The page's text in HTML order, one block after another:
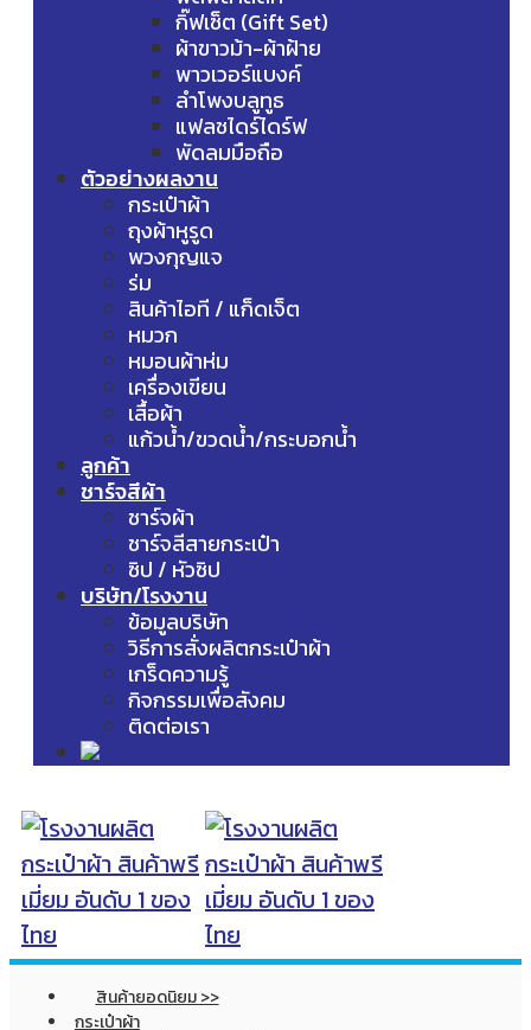
กิ๊ฟเซ็ต (Gift Set)
ผ้าขาวม้า-ผ้าฝ้าย
พาวเวอร์แบงค์
ลำโพงบลูทูธ
แฟลชไดร์ไดร์ฟ
พัดลมมือถือ
ตัวอย่างผลงาน
กระเป๋าผ้า
ถุงผ้าหูรูด
พวงกุญแจ
ร่ม
สินค้าไอที / แก็ดเจ็ต
หมวก
หมอนผ้าห่ม
เครื่องเขียน
เสื้อผ้า
แก้วน้ำ/ขวดน้ำ/กระบอกน้ำ
ลูกค้า
ชาร์จสีผ้า
ชาร์จผ้า
ชาร์จสีสายกระเป๋า
ซิป / หัวซิป
บริษัท/โรงงาน
ข้อมูลบริษัท
วิธีการสั่งผลิตกระเป๋าผ้า
เกร็ดความรู้
กิจกรรมเพื่อสังคม
ติดต่อเรา
สินค้ายอดนิยม >>
กระเป๋าผ้า